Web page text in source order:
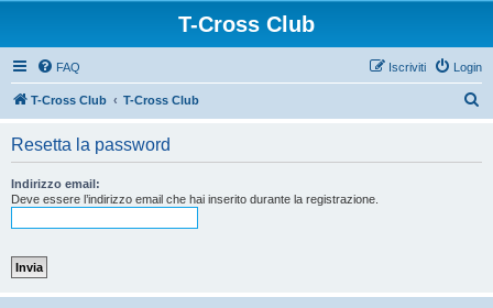
T-Cross Club
FAQ Login
Iscriviti
T-Cross Club T-Cross Club
Resetta la password
Indirizzo email:
Deve essere l’indirizzo email che hai inserito durante la registrazione.